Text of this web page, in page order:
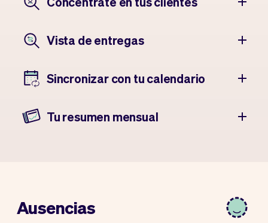
Vista de entregas
Sincronizar con tu calendario
Tu resumen mensual
Ausencias